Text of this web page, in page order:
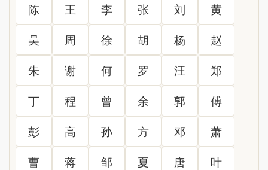
陈 王 李 张 刘
黄
吴
周 徐 胡 杨
赵
朱
谢 何 罗 汪
郑
丁
程 曾 余 郭
傅
彭
高 孙 方 邓
萧
曹
蒋 邹 夏 唐 叶